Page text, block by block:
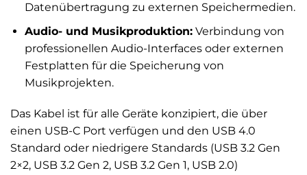
Datenübertragung zu externen Speichermedien.
Audio- und Musikproduktion:Verbindung von
professionellen Audio-Interfaces oder externen
Festplatten für die Speicherung von
Musikprojekten.
Das Kabel ist für alle Geräte konzipiert, die über
einen USB-C Port verfügen und den USB 4.0
Standard oder niedrigere Standards (USB 3.2 Gen
2×2, USB 3.2 Gen 2, USB 3.2 Gen 1, USB 2.0)